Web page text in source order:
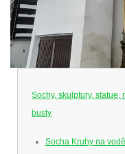
Sochy, skulptury, statue,
busty
Socha Kruhy na